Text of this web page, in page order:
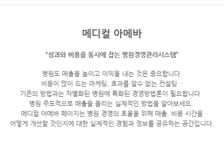
메디컬 아메바
“성과와 비용을 동시에 잡는 병원경영관리시스템”
병원도 매출을 높이고 이익을 내는 것은 중요합니다.
비용이 많이 드는 마케팅, 효과를 알수 없는 컨설팅…
기존의 방법과는 차별화된 병원에 특화된 경영방법론이 필요합니다.
병원 주도적으로 매출을 올리는 실제적인 방법을 알아보세요.
메디컬 아메바 페이지는 병원 경영의 효율을 위해 매출, 비용 시간을
어떻게 개선할 것인지에 대한 실제적인 경험과 정보를 공유하는 공간입니다.